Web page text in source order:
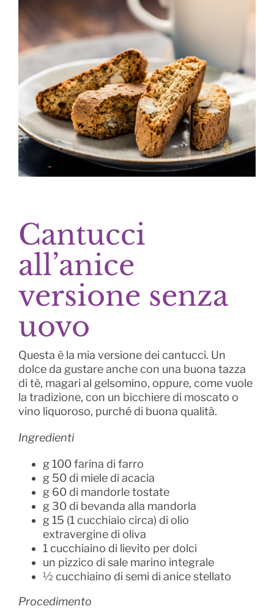
Cantucci
all’anice
versione senza
uovo
Questa è la mia versione dei cantucci. Un
dolce da gustare anche con una buona tazza
di tè, magari al gelsomino, oppure, come vuole
la tradizione, con un bicchiere di moscato o
vino liquoroso, purché di buona qualità.
Ingredienti
g 100 farina di farro
g 50 di miele di acacia
g 60 di mandorle tostate
g 30 di bevanda alla mandorla
g 15 (1 cucchiaio circa) di olio
extravergine di oliva
1 cucchiaino di lievito per dolci
un pizzico di sale marino integrale
½ cucchiaino di semi di anice stellato
Procedimento